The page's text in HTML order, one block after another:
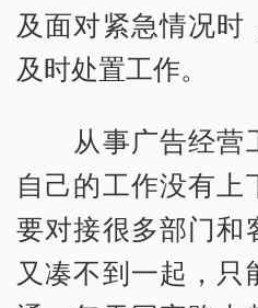
及面对紧急情况时
及时处置工作。
从事广告经营
自己的工作没有上
要对接很多部门和
又凑不到一起，只